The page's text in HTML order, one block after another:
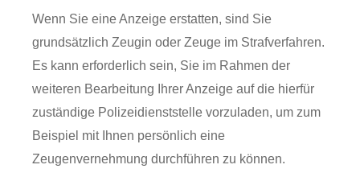
Wenn Sie eine Anzeige erstatten, sind Sie
grundsätzlich Zeugin oder Zeuge im Strafverfahren.
Es kann erforderlich sein, Sie im Rahmen der
weiteren Bearbeitung Ihrer Anzeige auf die hierfür
zuständige Polizeidienststelle vorzuladen, um zum
Beispiel mit Ihnen persönlich eine
Zeugenvernehmung durchführen zu können.